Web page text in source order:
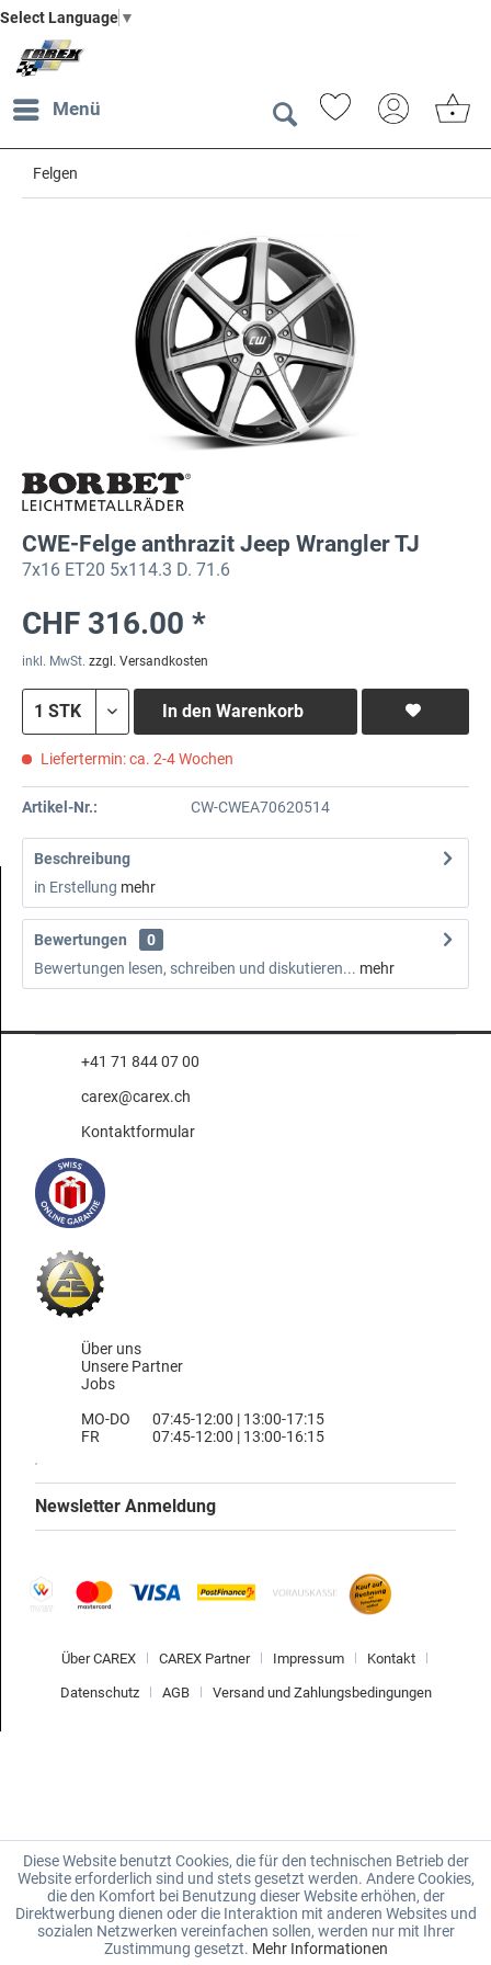
Select Language ▼
Menü
Felgen
CWE-Felge anthrazit Jeep Wrangler TJ
7x16 ET20 5x114.3 D. 71.6
CHF 316.00 *
inkl. MwSt. zzgl. Versandkosten
In den Warenkorb
Liefertermin: ca. 2-4 Wochen
Artikel-Nr.: CW-CWEA70620514
Beschreibung
in Erstellung mehr
Bewertungen
0
Bewertungen lesen, schreiben und diskutieren... mehr
+41 71 844 07 00
carex@carex.ch
Kontaktformular
Über uns
Unsere Partner
Jobs
MO-DO
FR
07:45-12:00 | 13:00-17:15
07:45-12:00 | 13:00-16:15
Newsletter Anmeldung
Über CAREX CAREX Partner Impressum Kontakt
Datenschutz AGB Versand und Zahlungsbedingungen
Diese Website benutzt Cookies, die für den technischen Betrieb der
Website erforderlich sind und stets gesetzt werden. Andere Cookies,
die den Komfort bei Benutzung dieser Website erhöhen, der
Direktwerbung dienen oder die Interaktion mit anderen Websites und
sozialen Netzwerken vereinfachen sollen, werden nur mit Ihrer
Zustimmung gesetzt. Mehr Informationen